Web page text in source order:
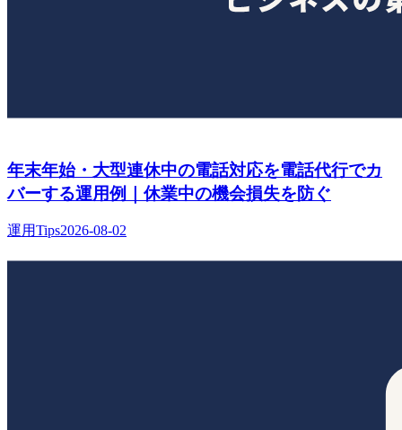
年末年始・大型連休中の電話対応を電話代行でカ
バーする運用例｜休業中の機会損失を防ぐ
運用Tips2026-08-02